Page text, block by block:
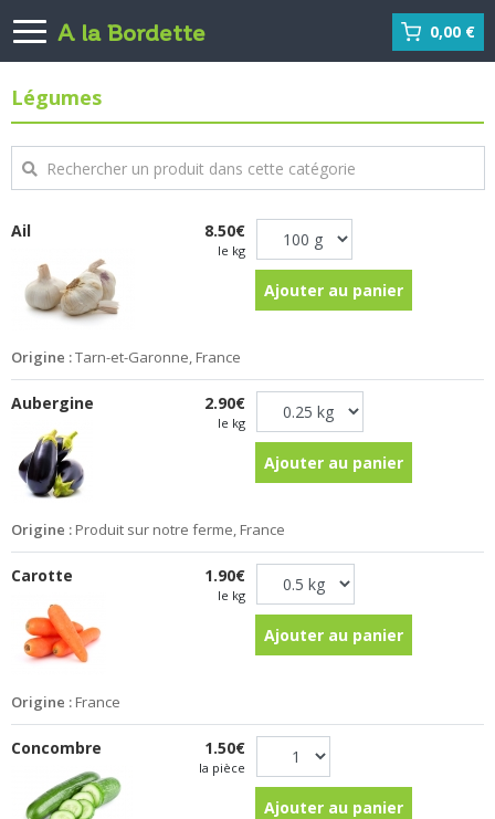
A la Bordette 0,00 €
Légumes
Ail 8.50€
le kg
Ajouter au panier
Origine :Tarn-et-Garonne, France
Aubergine 2.90€
le kg
Ajouter au panier
Origine : Produit sur notre ferme, France
Carotte 1.90€
le kg
Ajouter au panier
Origine : France
Concombre 1.50€
la pièce
Ajouter au panier